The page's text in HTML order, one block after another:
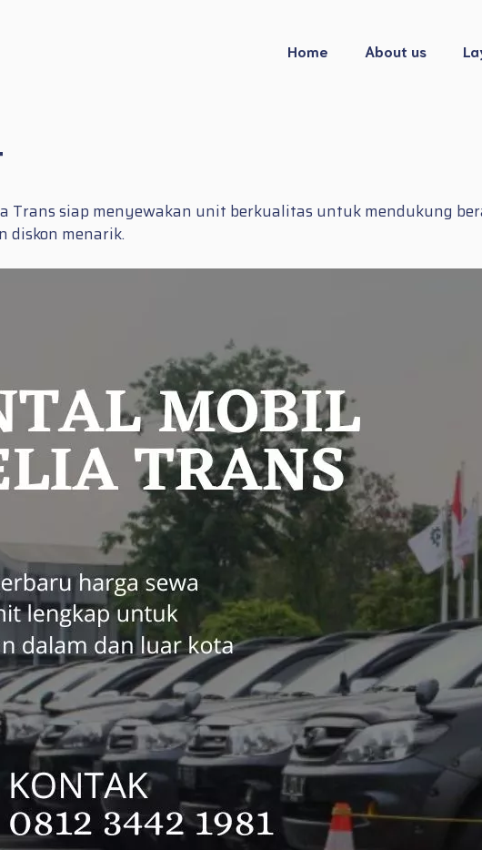
Home About us
Trans siap menyewakan unit berkualitas untuk mendukung
diskon menarik.